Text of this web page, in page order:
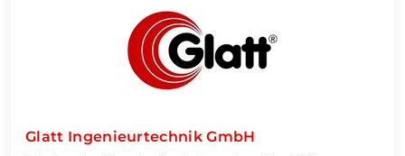
Glatt Ingenieurtechnik GmbH